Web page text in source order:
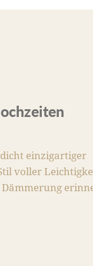
einzigartiger
voller